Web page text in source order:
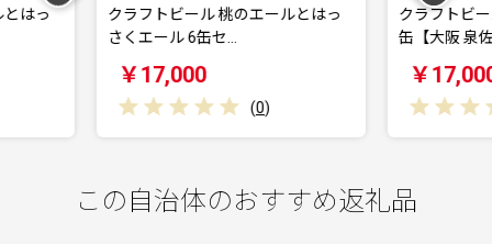
エールとはっ
クラフトビール はっさくのエール 6
缶【大阪 泉佐…
￥17,000
クラ
阪 泉
￥
この自治体のおすすめ返礼品